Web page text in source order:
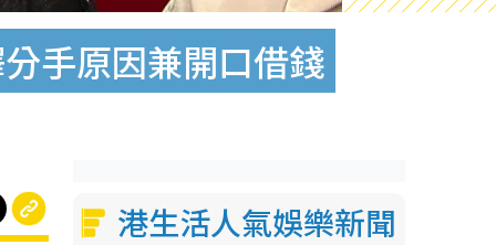
手原因兼開口借錢
港生活人氣娛樂新聞